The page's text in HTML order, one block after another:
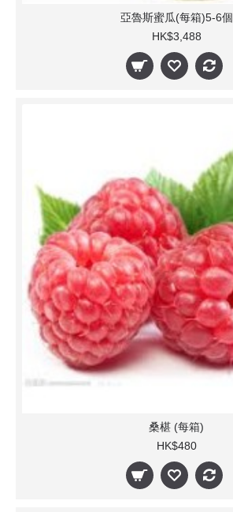
亞魯斯蜜瓜(每箱)5-6個
HK$3,488
桑椹 (每箱)
HK$480